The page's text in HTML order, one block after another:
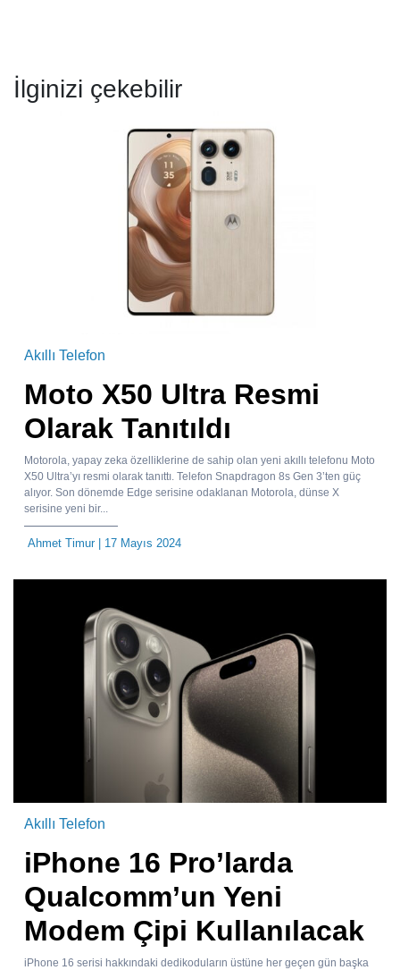
İlginizi çekebilir
Akıllı Telefon
Moto X50 Ultra Resmi
Olarak Tanıtıldı
Motorola, yapay zeka özelliklerine de sahip olan yeni akıllı telefonu Moto
X50 Ultra’yı resmi olarak tanıttı. Telefon Snapdragon 8s Gen 3’ten güç
alıyor. Son dönemde Edge serisine odaklanan Motorola, dünse X
serisine yeni bir...
Ahmet Timur| 17 Mayıs 2024
Akıllı Telefon
iPhone 16 Pro’larda
Qualcomm’un Yeni
Modem Çipi Kullanılacak
iPhone 16 serisi hakkındaki dedikoduların üstüne her geçen gün başka